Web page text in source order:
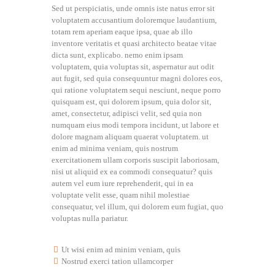
Sed ut perspiciatis, unde omnis iste natus error sit
voluptatem accusantium doloremque laudantium,
totam rem aperiam eaque ipsa, quae ab illo
inventore veritatis et quasi architecto beatae vitae
dicta sunt, explicabo. nemo enim ipsam
voluptatem, quia voluptas sit, aspernatur aut odit
aut fugit, sed quia consequuntur magni dolores eos,
qui ratione voluptatem sequi nesciunt, neque porro
quisquam est, qui dolorem ipsum, quia dolor sit,
amet, consectetur, adipisci velit, sed quia non
numquam eius modi tempora incidunt, ut labore et
dolore magnam aliquam quaerat voluptatem. ut
enim ad minima veniam, quis nostrum
exercitationem ullam corporis suscipit laboriosam,
nisi ut aliquid ex ea commodi consequatur? quis
autem vel eum iure reprehenderit, qui in ea
voluptate velit esse, quam nihil molestiae
consequatur, vel illum, qui dolorem eum fugiat, quo
voluptas nulla pariatur.
Ut wisi enim ad minim veniam, quis
Nostrud exerci tation ullamcorper